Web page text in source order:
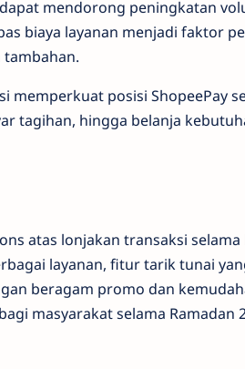
mendorong peningkatan
biaya layanan menjadi faktor
posisi ShopeePay
tagihan, hingga belanja
atas lonjakan transaksi selama
layanan, fitur tarik tunai
beragam promo dan
masyarakat selama Ramadan